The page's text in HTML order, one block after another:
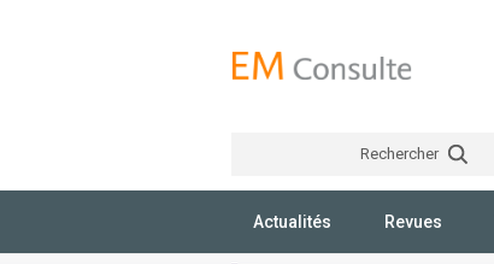
Rechercher
Actualités Revues